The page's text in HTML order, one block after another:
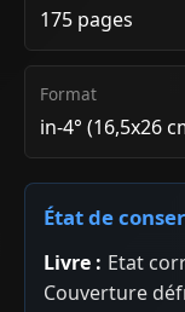
175 pages
Format
in-4° (16,5x26
État de
Livre : Etat
Couverture